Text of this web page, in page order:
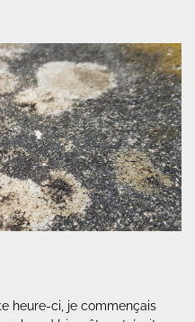
heure-ci, je commençais